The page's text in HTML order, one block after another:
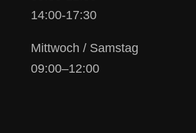
14:00-17:30
Mittwoch / Samstag
09:00–12:00